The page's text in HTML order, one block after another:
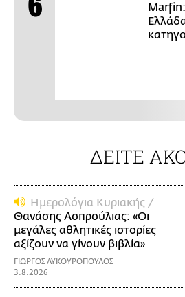
ΔΕΙΤΕ
Ημερολόγια Κυριακής /
Θανάσης Ασπρούλιας: «Οι
μεγάλες αθλητικές ιστορίες
αξίζουν να γίνουν βιβλία»
ΓΙΩΡΓΟΣ ΛΥΚΟΥΡΟΠΟΥΛΟΣ
3.8.2026